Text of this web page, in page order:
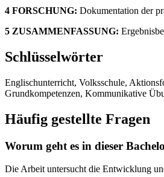
4 FORSCHUNG: Dokumentation der
5 ZUSAMMENFASSUNG:
Schlüsselwörter
Englischunterricht, Volksschule,
Grundkompetenzen, Kommunikative
Häufig gestellte Fragen
Worum geht es in dieser
Die Arbeit untersucht die Entwicklung